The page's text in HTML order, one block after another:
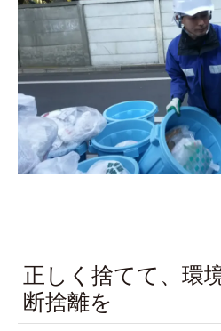
正しく捨てて、環
断捨離を